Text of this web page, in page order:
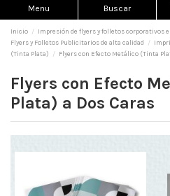
Menu Buscar
Inicio Impresión de flyers y folletos corporativos
Flyers y Folletos Publicitarios de alta calidad
(Tinta Plata)
Flyers con Efecto Metálico (Tinta
Flyers con Efecto
Plata) a Dos Caras